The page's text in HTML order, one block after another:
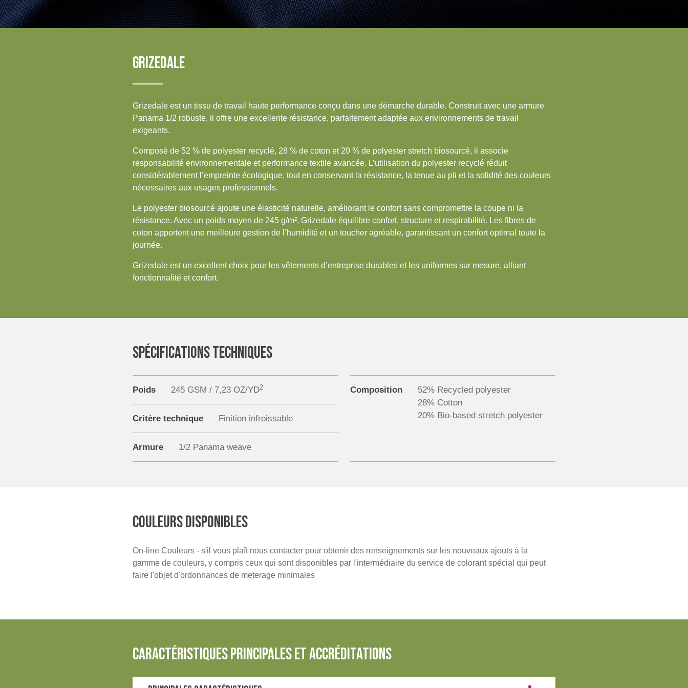
Sustainability
IRELAND & REPUBLIC
OF IRELAND
GRIZEDALE
Grizedale est un tissu de travail haute performance conçu dans une démarche durable. Construit avec une armure
Panama 1/2 robuste, il offre une excellente résistance, parfaitement adaptée aux environnements de travail
exigeants.
Composé de 52 % de polyester recyclé, 28 % de coton et 20 % de polyester stretch biosourcé, il associe
responsabilité environnementale et performance textile avancée. L’utilisation du polyester recyclé réduit
considérablement l’empreinte écologique, tout en conservant la résistance, la tenue au pli et la solidité des couleurs
nécessaires aux usages professionnels.
Le polyester biosourcé ajoute une élasticité naturelle, améliorant le confort sans compromettre la coupe ni la
résistance. Avec un poids moyen de 245 g/m², Grizedale équilibre confort, structure et respirabilité. Les fibres de
coton apportent une meilleure gestion de l’humidité et un toucher agréable, garantissant un confort optimal toute la
journée.
Grizedale est un excellent choix pour les vêtements d’entreprise durables et les uniformes sur mesure, alliant
fonctionnalité et confort.
SPÉCIFICATIONS TECHNIQUES
Poids 245 GSM / 7,23 OZ/YD2
Critère technique Finition infroissable
Armure 1/2 Panama weave
Composition
52% Recycled polyester
28% Cotton
20% Bio-based stretch polyester
COULEURS DISPONIBLES
On-line Couleurs - s'il vous plaît nous contacter pour obtenir des renseignements sur les nouveaux ajouts à la
gamme de couleurs, y compris ceux qui sont disponibles par l'intermédiaire du service de colorant spécial qui peut
faire l'objet d'ordonnances de meterage minimales
caractéristiques principales et accréditations